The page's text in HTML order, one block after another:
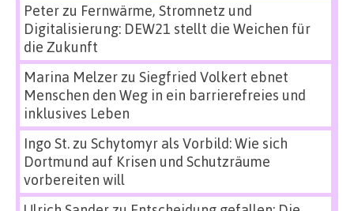
Peterzu Fernwärme, Stromnetz und
Digitalisierung: DEW21 stellt die Weichen für
die Zukunft
Marina Melzerzu Siegfried Volkert ebnet
Menschen den Weg in ein barrierefreies und
inklusives Leben
Ingo St.zu Schytomyr als Vorbild: Wie sich
Dortmund auf Krisen und Schutzräume
vorbereiten will